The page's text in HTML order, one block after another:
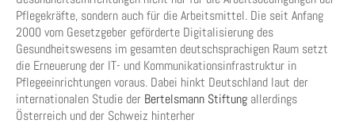
Pflegekräfte, sondern auch für die Arbeitsmittel. Die seit Anfang
2000 vom Gesetzgeber geförderte Digitalisierung des
Gesundheitswesens im gesamten deutschsprachigen Raum setzt
die Erneuerung der IT- und Kommunikationsinfrastruktur in
Pflegeeinrichtungen voraus. Dabei hinkt Deutschland laut der
internationalen Studie der Bertelsmann Stiftung allerdings
Österreich und der Schweiz hinterher